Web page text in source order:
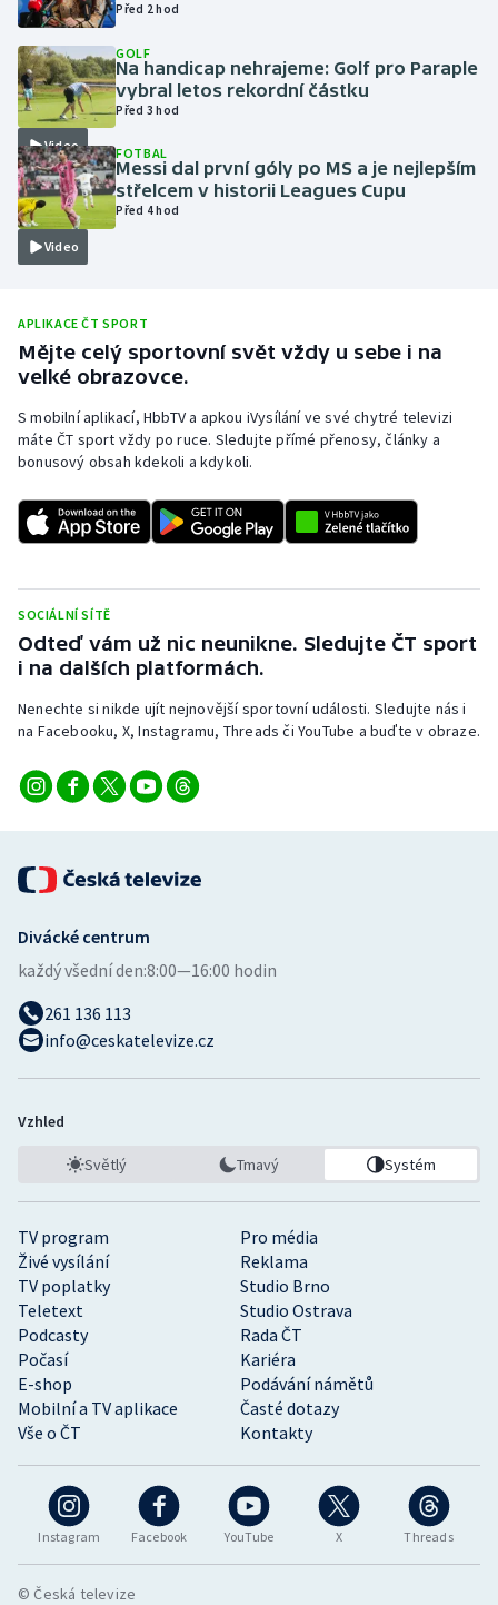
Motorsport
Olympijské hry
Parasport
Plavání
Ragby
Rychlobruslení
Rychlostní kanoistika
Short track
Stolní tenis
Triatlon
Veslování
Vodní slalom
Volejbal
Ostatní
Před 2 hod
Video
GOLF
Na handicap nehrajeme: Golf pro Paraple
vybral letos rekordní částku
Před 3 hod
Video
FOTBAL
Messi dal první góly po MS a je nejlepším
střelcem v historii Leagues Cupu
Před 4 hod
APLIKACE ČT SPORT
Mějte celý sportovní svět vždy u sebe i na
velké obrazovce.
S mobilní aplikací, HbbTV a apkou iVysílání ve své chytré televizi
máte ČT sport vždy po ruce. Sledujte přímé přenosy, články a
bonusový obsah kdekoli a kdykoli.
SOCIÁLNÍ SÍTĚ
Odteď vám už nic neunikne. Sledujte ČT sport
i na dalších platformách.
Nenechte si nikde ujít nejnovější sportovní události. Sledujte nás i
na Facebooku, X, Instagramu, Threads či YouTube a buďte v obraze.
Instagram Facebook YouTube X Threads
TV program
Pro média
Živé vysílání
Reklama
TV poplatky
Studio Brno
Teletext
Studio Ostrava
Podcasty
Rada ČT
Počasí
Kariéra
E-shop
Podávání námětů
Mobilní a TV aplikace
Časté dotazy
Vše o ČT
Kontakty
Divácké centrum
každý všední den:8:00—16:00 hodin
261 136 113
info@ceskatelevize.cz
Vzhled
Světlý Tmavý Systém
© Česká televize